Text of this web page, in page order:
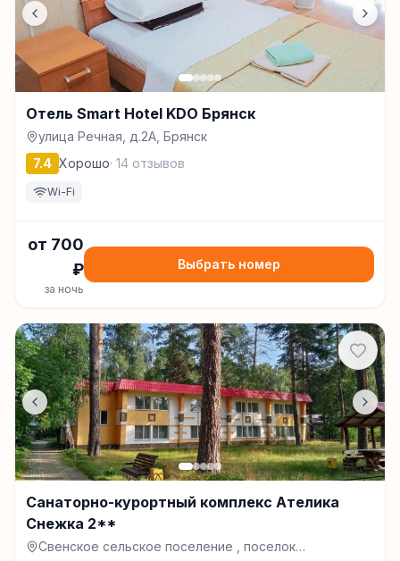
Отель Smart Hotel KDO Брянск
улица Речная, д.2А, Брянск
7.4 Хорошо· 14 отзывов
Wi-Fi
от 700
₽
за ночь
Выбрать номер
Санаторно-курортный комплекс Ателика
Снежка 2**
Свенское сельское поселение , поселок